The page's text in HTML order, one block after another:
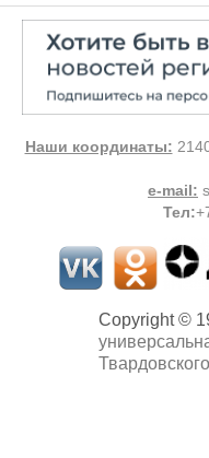
Наши координаты:
e-mail:
Тел:
Copyright ©
Твардовского